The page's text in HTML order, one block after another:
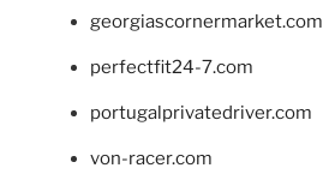
georgiascornermarket.com
perfectfit24-7.com
portugalprivatedriver.com
von-racer.com